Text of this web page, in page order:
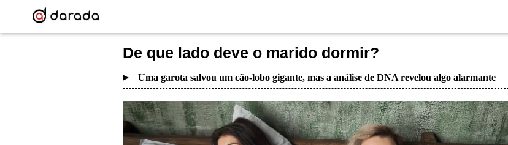
De que lado deve o marido dormir?
Uma garota salvou um cão-lobo gigante, mas a análise de DNA revelou algo alarmante